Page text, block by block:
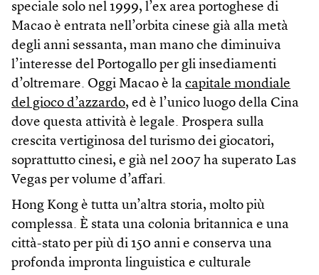
speciale solo nel 1999, l’ex area portoghese di
Macao è entrata nell’orbita cinese già alla metà
degli anni sessanta, man mano che diminuiva
l’interesse del Portogallo per gli insediamenti
d’oltremare. Oggi Macao è la capitale mondiale
del gioco d’azzardo, ed è l’unico luogo della Cina
dove questa attività è legale. Prospera sulla
crescita vertiginosa del turismo dei giocatori,
soprattutto cinesi, e già nel 2007 ha superato Las
Vegas per volume d’affari.
Hong Kong è tutta un’altra storia, molto più
complessa. È stata una colonia britannica e una
città-stato per più di 150 anni e conserva una
profonda impronta linguistica e culturale